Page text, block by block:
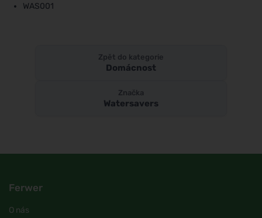
WAS001
Zpět do kategorie
Domácnost
Značka
Watersavers
Ferwer
O nás